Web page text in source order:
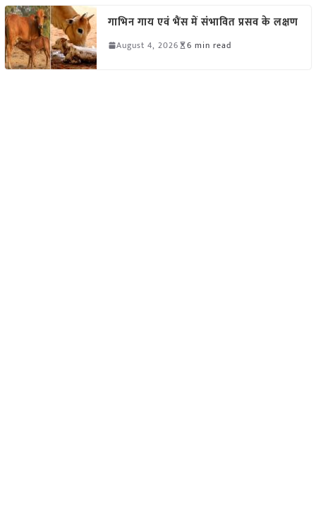
गाभिन गाय एवं भैंस में संभावित प्रसव के लक्षण
August 4, 2026 6 min read